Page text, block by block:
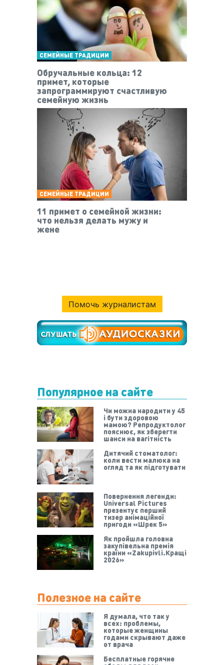
СЕМЕЙНЫЕ ТРАДИЦИИ
Обручальные кольца: 12
примет, которые
запрограммируют счастливую
семейную жизнь
СЕМЕЙНЫЕ ТРАДИЦИИ
11 примет о семейной жизни:
что нельзя делать мужу и
жене
Помочь журналистам
Популярное на сайте
Чи можна народити у 45
і бути здоровою
мамою? Репродуктолог
пояснює, як зберегти
шанси на вагітність
Дитячий стоматолог:
коли вести малюка на
огляд та як підготувати
Повернення легенди:
Universal Pictures
презентує перший
тизер анімаційної
пригоди «Шрек 5»
Як пройшла головна
закупівельна премія
країни «Zakupivli.Кращі
2026»
Полезное на сайте
Я думала, что так у
всех: проблемы,
которые женщины
годами скрывают даже
от врача
Бесплатные горячие